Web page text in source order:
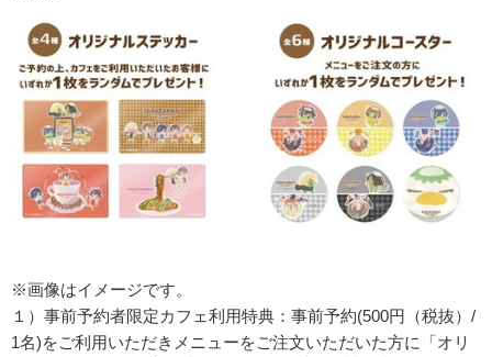
※画像はイメージです。
１）事前予約者限定カフェ利用特典：事前予約(500円（税抜）/
1名)をご利用いただきメニューをご注文いただいた方に「オリ